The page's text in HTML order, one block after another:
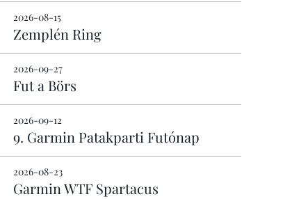
2026-08-15
Zemplén Ring
2026-09-27
Fut a Börs
2026-09-12
9. Garmin Patakparti Futónap
2026-08-23
Garmin WTF Spartacus